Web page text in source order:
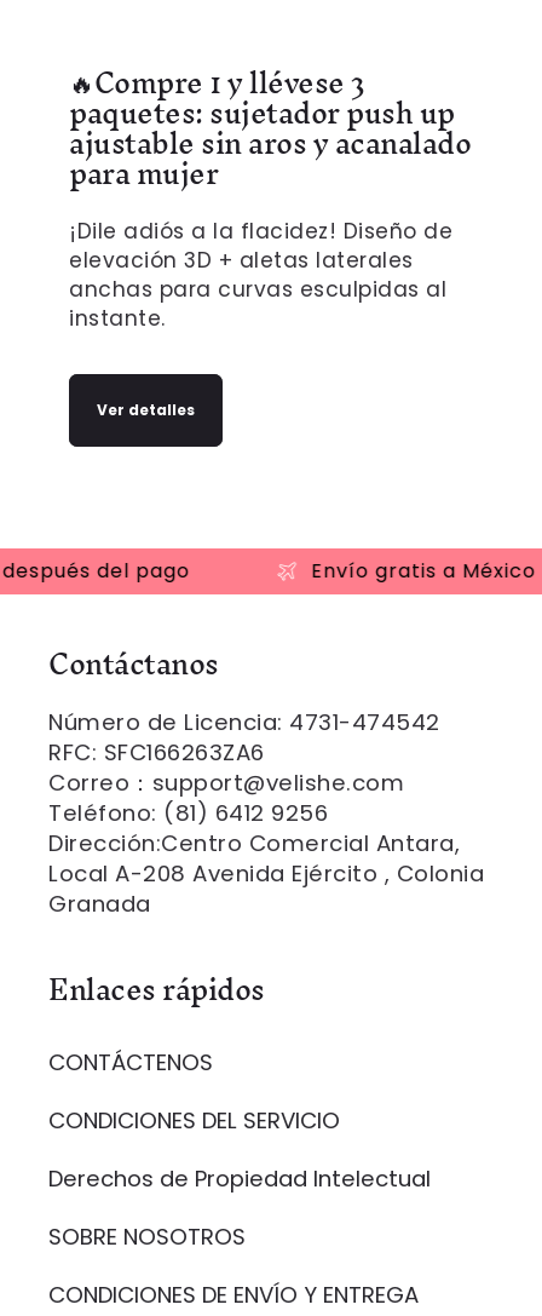
🔥Compre 1 y llévese 3
paquetes: sujetador push up
ajustable sin aros y acanalado
para mujer
¡Dile adiós a la flacidez! Diseño de
elevación 3D + aletas laterales
anchas para curvas esculpidas al
instante.
Ver detalles
del pago Envío gratis a México
Contáctanos
Número de Licencia: 4731-474542
RFC: SFC166263ZA6
Correo：support@velishe.com
Teléfono: (81) 6412 9256
Dirección:Centro Comercial Antara,
Local A-208 Avenida Ejército , Colonia
Granada
Enlaces rápidos
CONTÁCTENOS
CONDICIONES DEL SERVICIO
Derechos de Propiedad Intelectual
SOBRE NOSOTROS
CONDICIONES DE ENVÍO Y ENTREGA